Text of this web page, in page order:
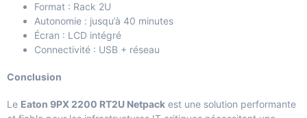
Format : Rack 2U
Autonomie : jusqu’à 40 minutes
Écran : LCD intégré
Connectivité : USB + réseau
Conclusion
Le Eaton 9PX 2200 RT2U Netpack est une solution performante